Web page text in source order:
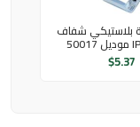
بلاستيكي شفاف
$5.37